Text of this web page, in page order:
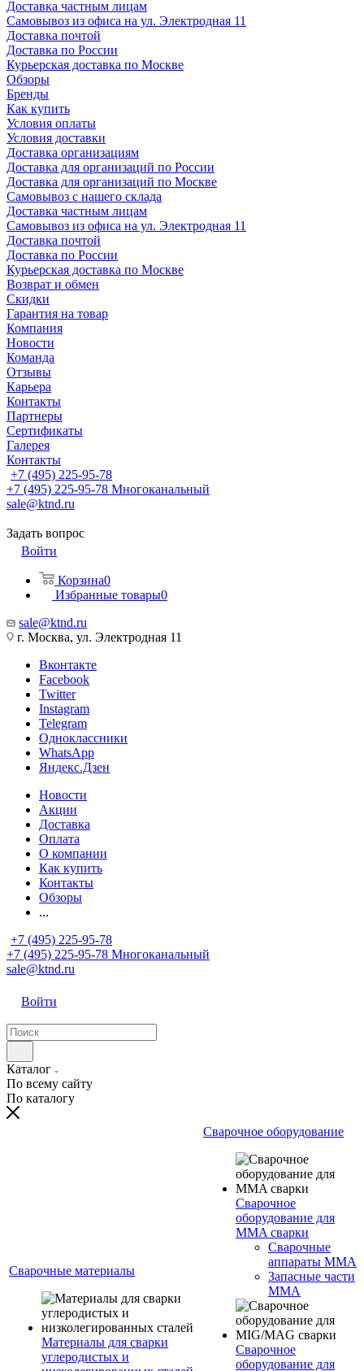
Доставка частным лицам
Самовывоз из офиса на ул. Электродная 11
Доставка почтой
Доставка по России
Курьерская доставка по Москве
Обзоры
Бренды
Как купить
Условия оплаты
Условия доставки
Доставка организациям
Доставка для организаций по России
Доставка для организаций по Москве
Самовывоз с нашего склада
Доставка частным лицам
Самовывоз из офиса на ул. Электродная 11
Доставка почтой
Доставка по России
Курьерская доставка по Москве
Возврат и обмен
Скидки
Гарантия на товар
Компания
Новости
Команда
Отзывы
Карьера
Контакты
Партнеры
Сертификаты
Галерея
Контакты
+7 (495) 225-95-78
+7 (495) 225-95-78 Многоканальный
sale@ktnd.ru
Задать вопрос
Войти
Корзина0
Избранные товары0
sale@ktnd.ru
г. Москва, ул. Электродная 11
Вконтакте
Facebook
Twitter
Instagram
Telegram
Одноклассники
WhatsApp
Яндекс.Дзен
Новости
Акции
Доставка
Оплата
О компании
Как купить
Контакты
Обзоры
...
+7 (495) 225-95-78
+7 (495) 225-95-78 Многоканальный
sale@ktnd.ru
Войти
Каталог
По всему сайту
По каталогу
Сварочные материалы
Материалы для сварки
углеродистых и
Сварочное оборудование
Сварочное
оборудование для
MMA сварки
Сварочные
аппараты MMA
Запасные части
MMA
Сварочное
оборудование для